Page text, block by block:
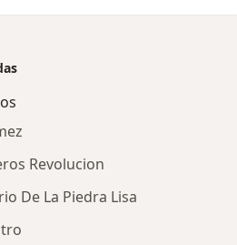
Revolucion
De La Piedra Lisa